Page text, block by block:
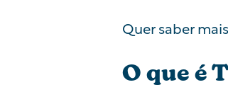
Quer saber
O que é